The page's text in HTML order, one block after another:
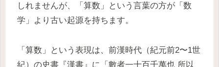
しれませんが、「算数」という言葉の方が「数
学」より古い起源を持ちます。
「算数」という表現は、前漢時代（紀元前2〜1世
紀）の史書『漢書』に「數者一十百千萬也 所以